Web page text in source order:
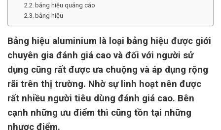
bảng hiệu quảng cáo
bảng hiệu
Bảng hiệu aluminium là loại bảng hiệu được giới
chuyên gia đánh giá cao và đối với người sử
dụng cũng rất được ưa chuộng và áp dụng rộng
rãi trên thị trường. Nhờ sự linh hoạt nên được
rất nhiều người tiêu dùng đánh giá cao. Bên
cạnh những ưu điểm thì cũng tồn tại những
nhược điểm.